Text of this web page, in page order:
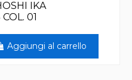
IKA
01
Aggiungi al carrello